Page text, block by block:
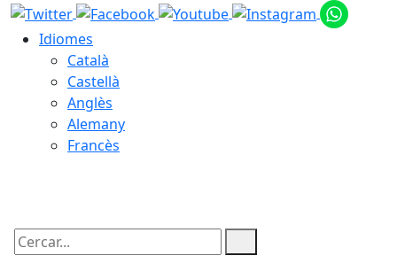
Idiomes
Català
Castellà
Anglès
Alemany
Francès
Cercar: